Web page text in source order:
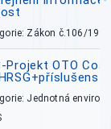
Zákon č.106/1999
Projekt OTO
Jednotná